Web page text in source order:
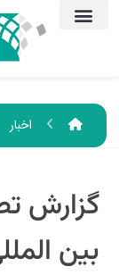
اخبار
گزارش
بین